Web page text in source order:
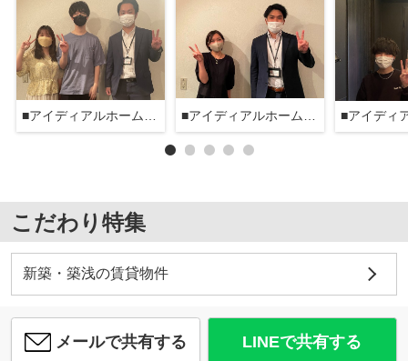
■アイディアルホーム大森本店■ ■アイディアルホーム大森本店■
こだわり特集
新築・築浅の賃貸物件
メールで共有する LINEで共有する